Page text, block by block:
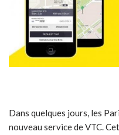
Dans quelques jours, les
nouveau service de VTC.